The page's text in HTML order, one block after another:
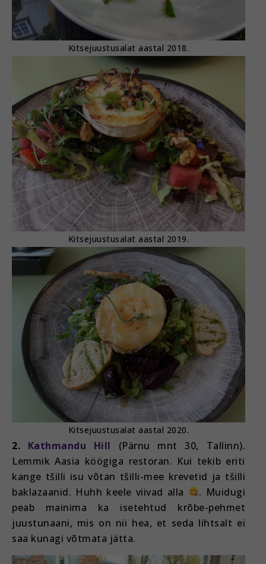
Kitsejuustusalat aastal 2018.
Kitsejuustusalat aastal 2019.
Kitsejuustusalat aastal 2020.
2. Kathmandu Hill (Pärnu mnt 30, Tallinn).
Lemmik Aasia köögiga restoran. Kui tekib eriti
kange tšilli isu võtan tšilli-mee krevetid ja tšilli
baklazaanid. Huhh keele viivad alla
. Muidugi
peab mainima ka isetehtud krõbe-pehmet
juustunaani, mis on nii hea, et seda lihtsalt ei
saa kunagi võtmata jätta.